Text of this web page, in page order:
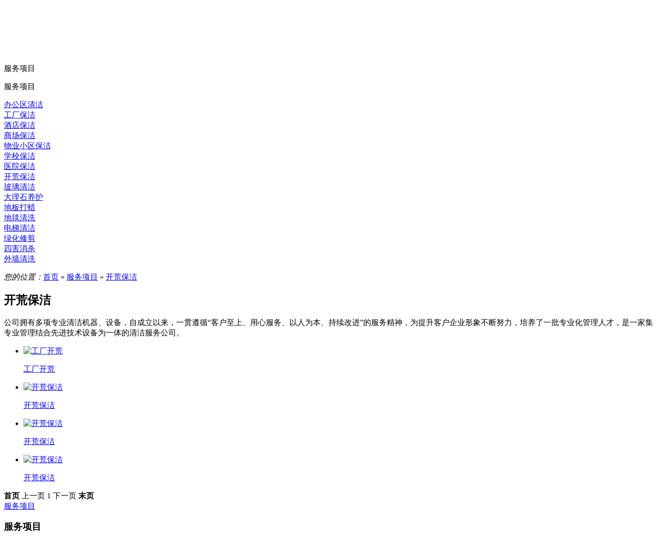
服务项目
服务项目
办公区清洁
工厂保洁
酒店保洁
商场保洁
物业小区保洁
学校保洁
医院保洁
开荒保洁
玻璃清洁
大理石养护
地板打蜡
地毯清洗
电梯清洁
绿化修剪
四害消杀
外墙清洗
您的位置： 首页 » 服务项目 » 开荒保洁
开荒保洁
公司拥有多项专业清洁机器、设备，自成立以来，一贯遵循“客户至上、用心服务、以人为本、持续改进”的服务精神，为提升客户企业形象不断努力，培养了一批专业化管理人才，是一家集
专业管理结合先进技术设备为一体的清洁服务公司。
工厂开荒
开荒保洁
开荒保洁
开荒保洁
首页 上一页 1 下一页 末页
服务项目
服务项目